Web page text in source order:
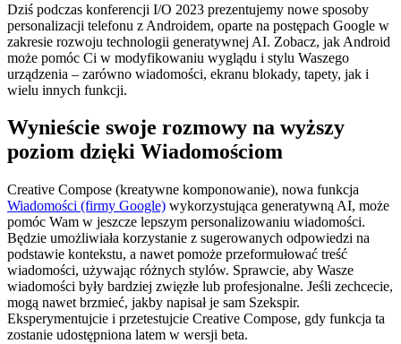
Dziś podczas konferencji I/O 2023 prezentujemy nowe sposoby
personalizacji telefonu z Androidem, oparte na postępach Google w
zakresie rozwoju technologii generatywnej AI. Zobacz, jak Android
może pomóc Ci w modyfikowaniu wyglądu i stylu Waszego
urządzenia – zarówno wiadomości, ekranu blokady, tapety, jak i
wielu innych funkcji.
Wynieście swoje rozmowy na wyższy
poziom dzięki Wiadomościom
Creative Compose (kreatywne komponowanie), nowa funkcja
Wiadomości (firmy Google) wykorzystująca generatywną AI, może
pomóc Wam w jeszcze lepszym personalizowaniu wiadomości.
Będzie umożliwiała korzystanie z sugerowanych odpowiedzi na
podstawie kontekstu, a nawet pomoże przeformułować treść
wiadomości, używając różnych stylów. Sprawcie, aby Wasze
wiadomości były bardziej zwięzłe lub profesjonalne. Jeśli zechcecie,
mogą nawet brzmieć, jakby napisał je sam Szekspir.
Eksperymentujcie i przetestujcie Creative Compose, gdy funkcja ta
zostanie udostępniona latem w wersji beta.